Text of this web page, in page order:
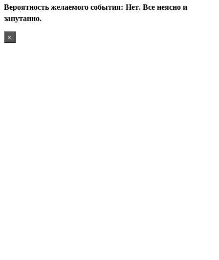
Вероятность желаемого события: Нет. Все неясно и
запутанно.
×